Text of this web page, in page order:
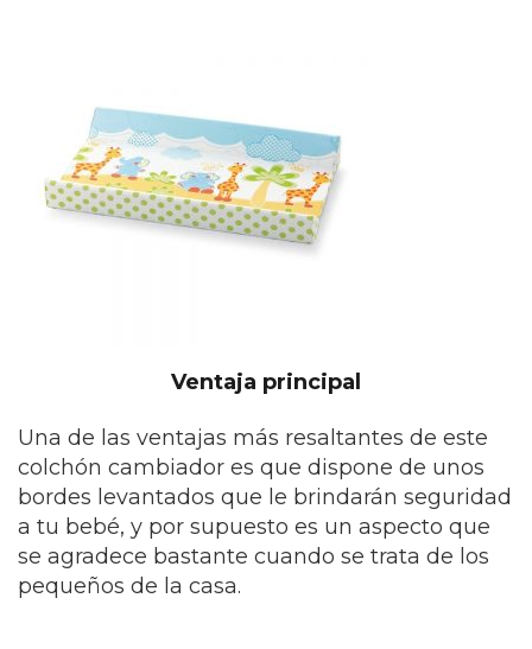
Ventaja principal
Una de las ventajas más resaltantes de este
colchón cambiador es que dispone de unos
bordes levantados que le brindarán seguridad
a tu bebé, y por supuesto es un aspecto que
se agradece bastante cuando se trata de los
pequeños de la casa.